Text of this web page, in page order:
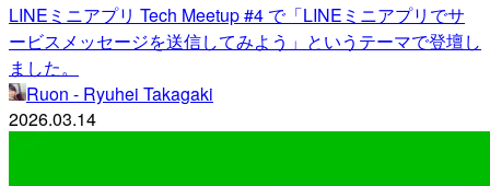
LINEミニアプリ Tech Meetup #4 で「LINEミニアプリでサ
ービスメッセージを送信してみよう」というテーマで登壇し
ました。
Ruon - Ryuhei Takagaki
2026.03.14